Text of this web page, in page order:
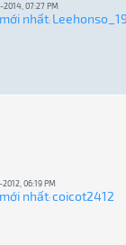
2014, 07:27 PM
nhất:
06:19 PM
nhất:coicot2412